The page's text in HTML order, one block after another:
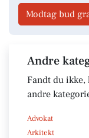
Modtag bud
Andre
Fandt du ikke,
andre
Advokat
Arkitekt